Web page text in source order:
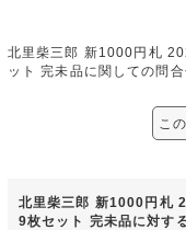
北里柴三郎 新1000円札
ット 完未品に関しての問
こ
北里柴三郎 新1000円札
9枚セット 完未品に対す